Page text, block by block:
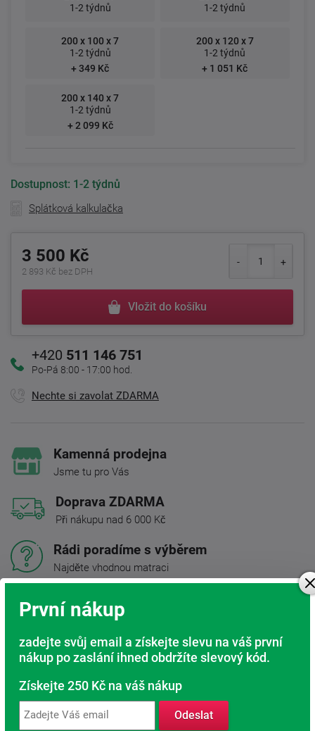
1-2 týdnů
1-2 týdnů
200 x 100 x 7
1-2 týdnů
+ 349 Kč
200 x 120 x 7
1-2 týdnů
+ 1 051 Kč
200 x 140 x 7
1-2 týdnů
+ 2 099 Kč
Dostupnost: 1-2 týdnů
Splátková kalkulačka
3 500 Kč
2 893 Kč bez DPH
Vložit do košíku
+420 511 146 751
Po-Pá 8:00 - 17:00 hod.
Nechte si zavolat ZDARMA
Kamenná prodejna
Jsme tu pro Vás
Doprava ZDARMA
Při nákupu nad 6 000 Kč
Rádi poradíme s výběrem
Najděte vhodnou matraci
Rodinná firma
S tradicí od roku 1991
Polohovatelný a odolný rošt Latt Lux 14 HP
s úložným prostorem a přístupem od nohou
První nákup
zadejte svůj email a získejte slevu na váš první
nákup po zaslání ihned obdržíte slevový kód.
Získejte 250 Kč na váš nákup
Odeslat